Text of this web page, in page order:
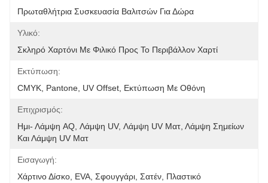
Πρωταθλήτρια Συσκευασία Βαλιτσών Για Δώρα
Υλικό:
Σκληρό Χαρτόνι Με Φιλικό Προς Το Περιβάλλον Χαρτί
Εκτύπωση:
CMYK, Pantone, UV Offset, Εκτύπωση Με Οθόνη
Επιχρισμός:
Ημι- Λάμψη AQ, Λάμψη UV, Λάμψη UV Ματ, Λάμψη Σημείων
Και Λάμψη UV Ματ
Εισαγωγή:
Χάρτινο Δίσκο, EVA, Σφουγγάρι, Σατέν, Πλαστικό